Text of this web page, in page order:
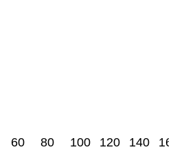
60 80 100 120 140